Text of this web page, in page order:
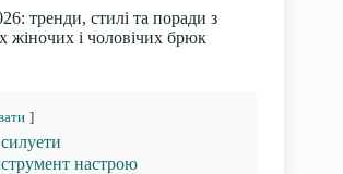
тренди, стилі та поради з
жіночих і чоловічих брюк
настрою